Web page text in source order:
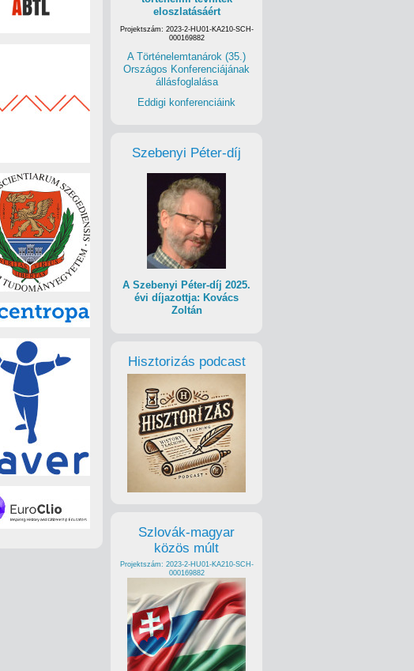
eloszlatásáért
Projektszám: 2023-2-HU01-KA210-SCH-
000169882
A Történelemtanárok (35.)
Országos Konferenciájának
állásfoglalása
Eddigi konferenciáink
Szebenyi Péter-díj
A Szebenyi Péter-díj 2025.
évi díjazottja: Kovács
Zoltán
Hisztorizás podcast
Szlovák-magyar
közös múlt
Projektszám: 2023-2-HU01-KA210-SCH-
000169882